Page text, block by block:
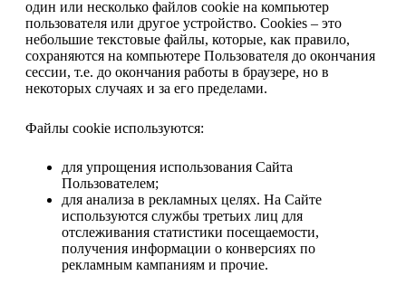
один или несколько файлов cookie на компьютер
пользователя или другое устройство. Cookies – это
небольшие текстовые файлы, которые, как правило,
сохраняются на компьютере Пользователя до окончания
сессии, т.е. до окончания работы в браузере, но в
некоторых случаях и за его пределами.
Файлы cookie используются:
для упрощения использования Сайта
Пользователем;
для анализа в рекламных целях. На Сайте
используются службы третьих лиц для
отслеживания статистики посещаемости,
получения информации о конверсиях по
рекламным кампаниям и прочие.